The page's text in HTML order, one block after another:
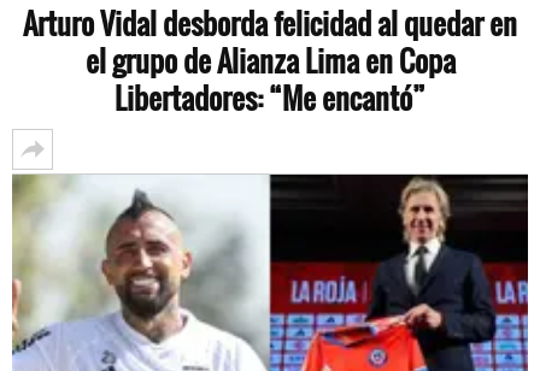
Arturo Vidal desborda felicidad al quedar en
el grupo de Alianza Lima en Copa
Libertadores: “Me encantó”